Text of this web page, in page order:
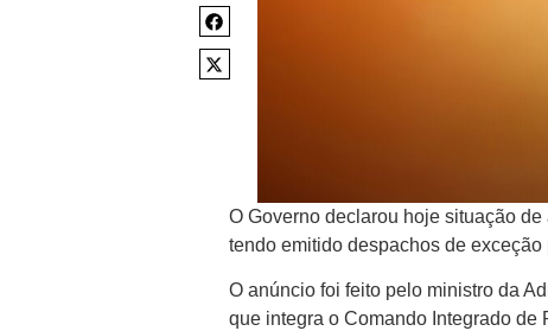
O Governo declarou hoje situação
tendo emitido despachos de
O anúncio foi feito pelo ministro da
que integra o Comando Integrado